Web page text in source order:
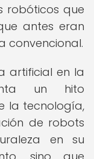
robóticos que
antes eran
convencional.
artificial en la
un hito
la tecnología,
de robots
en su